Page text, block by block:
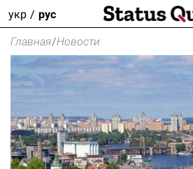
укр рус
Главная/Новости